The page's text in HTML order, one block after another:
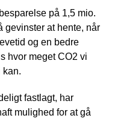
på 1,5 mio.
gevinster at hente, når
og en bedre
hvor meget CO2 vi
kan.
fastlagt, har
mulighed for at gå